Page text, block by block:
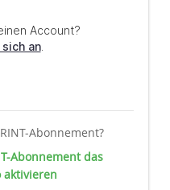
Abonnement?
Abonnement das
aktivieren